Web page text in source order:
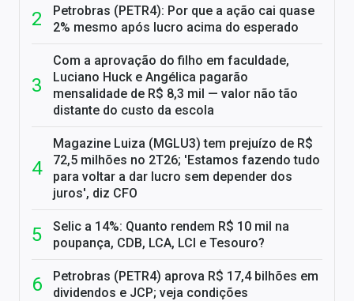
Petrobras (PETR4): Por que a ação cai quase
2% mesmo após lucro acima do esperado
Com a aprovação do filho em faculdade,
Luciano Huck e Angélica pagarão
mensalidade de R$ 8,3 mil — valor não tão
distante do custo da escola
Magazine Luiza (MGLU3) tem prejuízo de R$
72,5 milhões no 2T26; 'Estamos fazendo tudo
para voltar a dar lucro sem depender dos
juros', diz CFO
Selic a 14%: Quanto rendem R$ 10 mil na
poupança, CDB, LCA, LCI e Tesouro?
Petrobras (PETR4) aprova R$ 17,4 bilhões em
dividendos e JCP; veja condições